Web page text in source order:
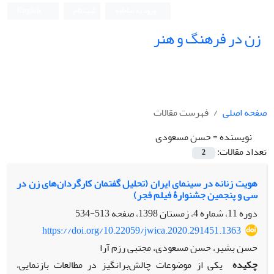
زن در فرهنگ و هنر
صفحه اصلی
فهرست مقالات
نویسنده =حسن مسعودی
تعداد مقالات:
2
هویت زنانه در سینمای ایران (تحلیل گفتمان کارگردان‌های زن در
سی و پنجمین جشنوارۀ فیلم فجر)
دوره 11، شماره 4، زمستان 1398، صفحه
513-534
https://doi.org/10.22059/jwica.2020.291451.1363
حسن بشیر، حسن مسعودی، مجتبی رزم آرا
چکیده یکی از موضوعات چالش‌برانگیز در مطالعات بازنمایی،